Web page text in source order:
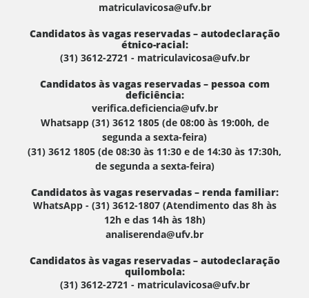
matriculavicosa@ufv.br
Candidatos às vagas reservadas – autodeclaração
étnico-racial:
(31) 3612-2721 - matriculavicosa@ufv.br
Candidatos às vagas reservadas – pessoa com
deficiência:
verifica.deficiencia@ufv.br
Whatsapp (31) 3612 1805 (de 08:00 às 19:00h, de
segunda a sexta-feira)
(31) 3612 1805 (de 08:30 às 11:30 e de 14:30 às 17:30h,
de segunda a sexta-feira)
Candidatos às vagas reservadas – renda familiar:
WhatsApp - (31) 3612-1807 (Atendimento das 8h às
12h e das 14h às 18h)
analiserenda@ufv.br
Candidatos às vagas reservadas – autodeclaração
quilombola:
(31) 3612-2721 - matriculavicosa@ufv.br